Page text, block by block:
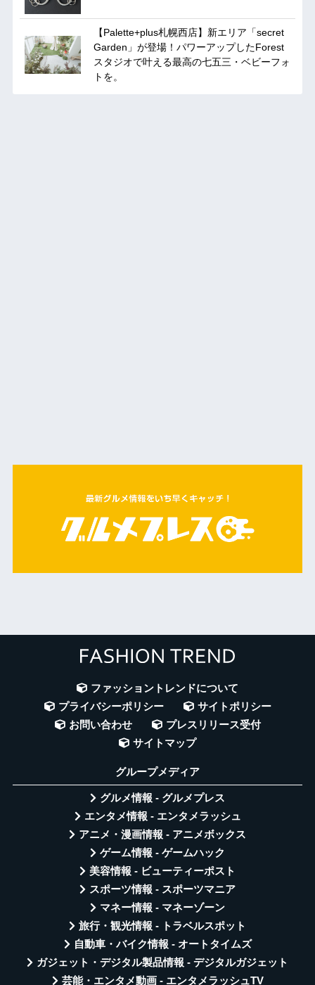
【Palette+plus札幌西店】新エリア「secret
Garden」が登場！パワーアップしたForest
スタジオで叶える最高の七五三・ベビーフォ
トを。
ファッショントレンドについて
プライバシーポリシー
サイトポリシー
お問い合わせ
プレスリリース受付
サイトマップ
グループメディア
グルメ情報 - グルメプレス
エンタメ情報 - エンタメラッシュ
アニメ・漫画情報 - アニメボックス
ゲーム情報 - ゲームハック
美容情報 - ビューティーポスト
スポーツ情報 - スポーツマニア
マネー情報 - マネーゾーン
旅行・観光情報 - トラベルスポット
自動車・バイク情報 - オートタイムズ
ガジェット・デジタル製品情報 - デジタルガジェット
芸能・エンタメ動画 - エンタメラッシュTV